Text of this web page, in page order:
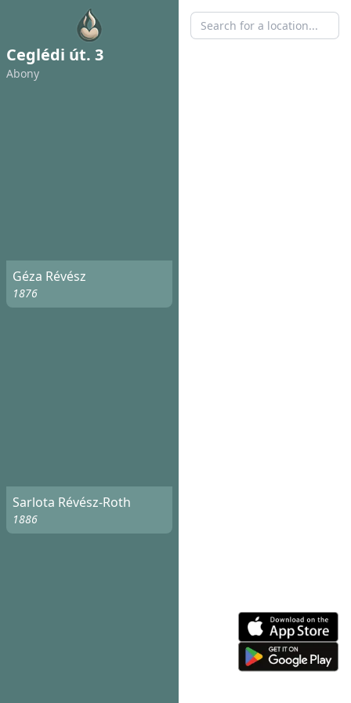
Ceglédi út. 3
Abony
Géza Révész
1876
Sarlota Révész-Roth
1886